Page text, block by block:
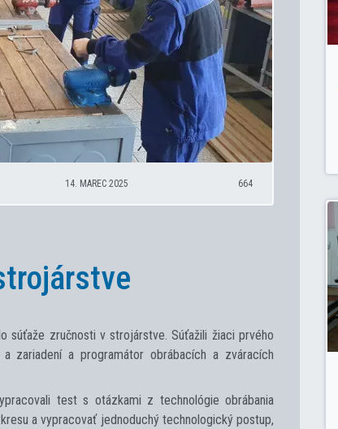
14. MAREC 2025 664
súťaže zručnosti v strojárstve. Súťažili žiaci prvého
zariadení a programátor obrábacích a zváracích
test s otázkami z technológie obrábania
a vypracovať jednoduchý technologický postup,